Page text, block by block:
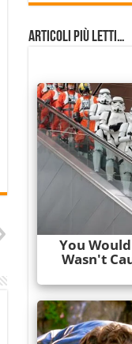
Articoli più Letti…